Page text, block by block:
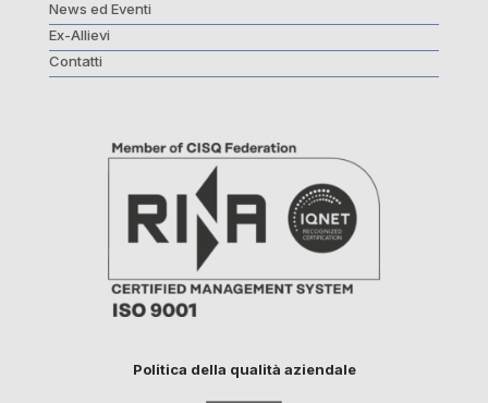
News ed Eventi
Ex-Allievi
Contatti
Politica della qualità aziendale